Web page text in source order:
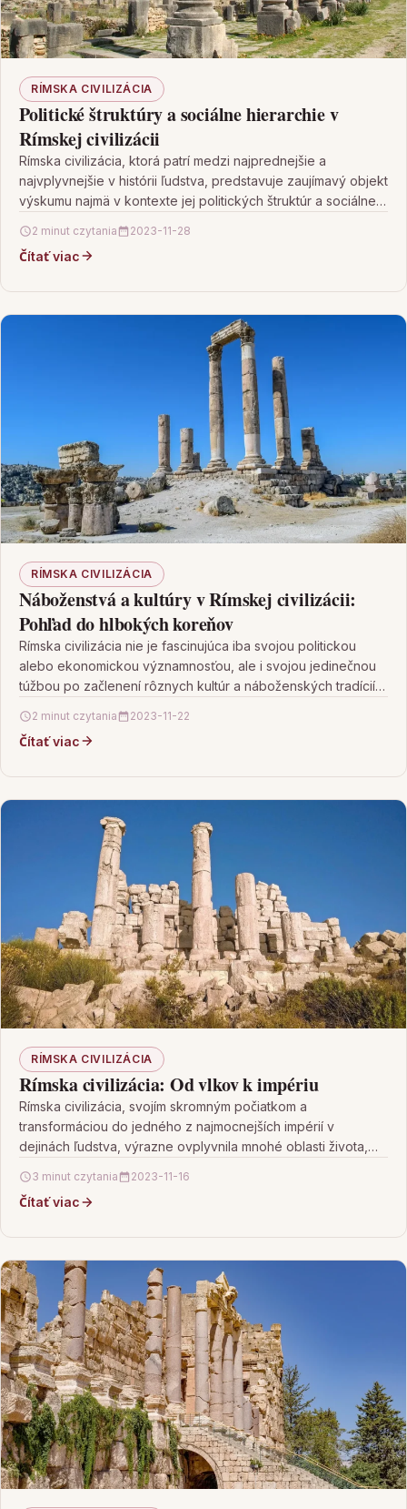
RÍMSKA CIVILIZÁCIA
Politické štruktúry a sociálne hierarchie v
Rímskej civilizácii
Rímska civilizácia, ktorá patrí medzi najprednejšie a
najvplyvnejšie v histórii ľudstva, predstavuje zaujímavý objekt
výskumu najmä v kontexte jej politických štruktúr a sociálnej
2 minut czytania 2023-11-28
Čítať viac
RÍMSKA CIVILIZÁCIA
Náboženstvá a kultúry v Rímskej civilizácii:
Pohľad do hlbokých koreňov
Rímska civilizácia nie je fascinujúca iba svojou politickou
alebo ekonomickou významnosťou, ale i svojou jedinečnou
túžbou po začlenení rôznych kultúr a náboženských tradícií,
2 minut czytania 2023-11-22
Čítať viac
RÍMSKA CIVILIZÁCIA
Rímska civilizácia: Od vlkov k impériu
Rímska civilizácia, svojím skromným počiatkom a
transformáciou do jedného z najmocnejších impérií v
dejinách ľudstva, výrazne ovplyvnila mnohé oblasti života,
3 minut czytania 2023-11-16
Čítať viac